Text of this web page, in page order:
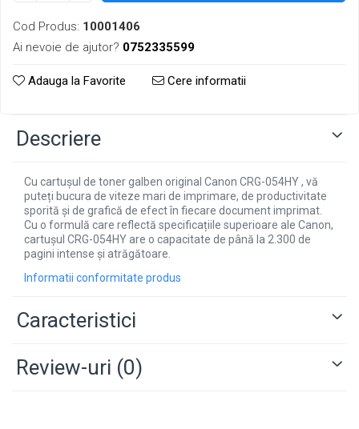
Cod Produs: 10001406
Ai nevoie de ajutor? 0752335599
Adauga la Favorite Cere informatii
Descriere
Cu cartușul de toner galben original Canon CRG-054HY , vă
puteți bucura de viteze mari de imprimare, de productivitate
sporită și de grafică de efect în fiecare document imprimat.
Cu o formulă care reflectă specificațiile superioare ale Canon,
cartușul CRG-054HY are o capacitate de până la 2.300 de
pagini intense și atrăgătoare.
Informatii conformitate produs
Caracteristici
Review-uri (0)